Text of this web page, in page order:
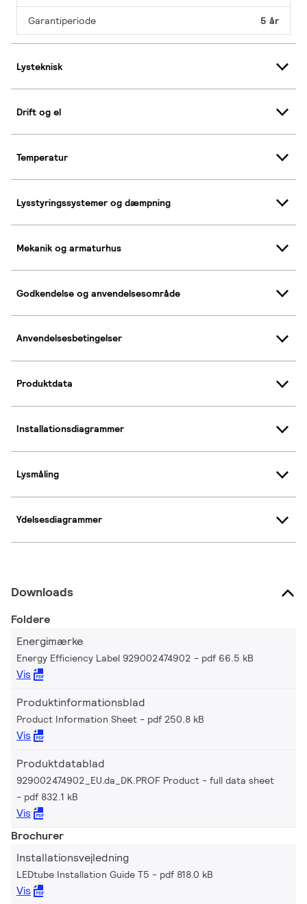
Garantiperiode 5 år
Lysteknisk
Drift og el
Temperatur
Lysstyringssystemer og dæmpning
Mekanik og armaturhus
Godkendelse og anvendelsesområde
Anvendelsesbetingelser
Produktdata
Installationsdiagrammer
Lysmåling
Ydelsesdiagrammer
Downloads
Foldere
Energimærke
Energy Efficiency Label 929002474902 pdf 66.5 kB
Vis
Produktinformationsblad
Product Information Sheet pdf 250.8 kB
Vis
Produktdatablad
929002474902_EU.da_DK.PROF Product - full data sheet
pdf 832.1 kB
Vis
Brochurer
Installationsvejledning
LEDtube Installation Guide T5 pdf 818.0 kB
Vis